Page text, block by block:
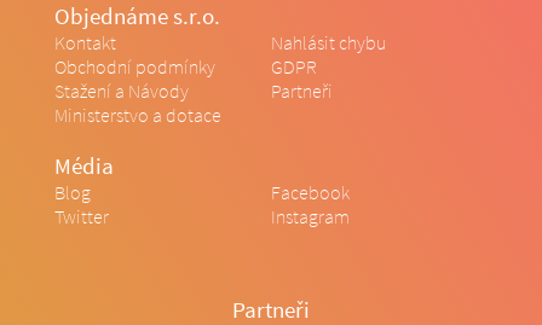
Objednáme s.r.o.
Kontakt
Nahlásit chybu
Obchodní podmínky
GDPR
Stažení a Návody
Partneři
Ministerstvo a dotace
Média
Blog
Facebook
Twitter
Instagram
Partneři